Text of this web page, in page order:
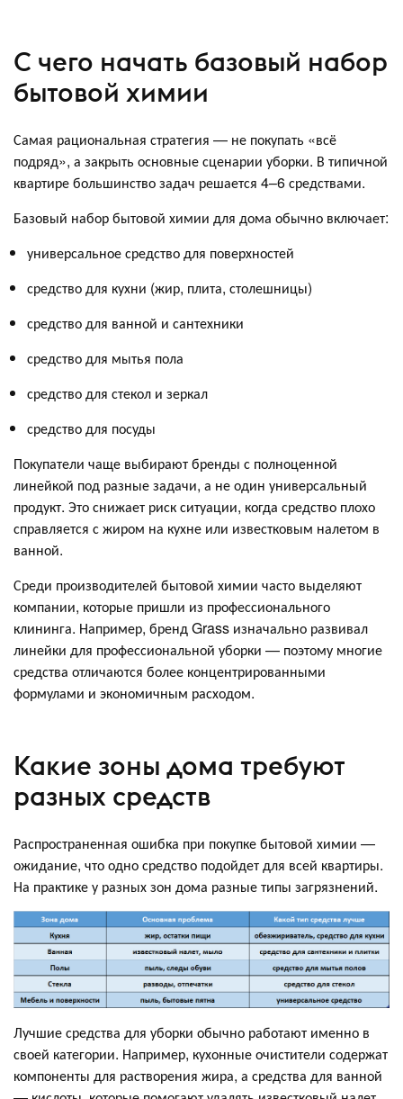
С чего начать базовый набор
бытовой химии
Самая рациональная стратегия — не покупать «всё
подряд», а закрыть основные сценарии уборки. В типичной
квартире большинство задач решается 4–6 средствами.
Базовый набор бытовой химии для дома обычно включает:
универсальное средство для поверхностей
средство для кухни (жир, плита, столешницы)
средство для ванной и сантехники
средство для мытья пола
средство для стекол и зеркал
средство для посуды
Покупатели чаще выбирают бренды с полноценной
линейкой под разные задачи, а не один универсальный
продукт. Это снижает риск ситуации, когда средство плохо
справляется с жиром на кухне или известковым налетом в
ванной.
Среди производителей бытовой химии часто выделяют
компании, которые пришли из профессионального
клининга. Например, бренд Grass изначально развивал
линейки для профессиональной уборки — поэтому многие
средства отличаются более концентрированными
формулами и экономичным расходом.
Какие зоны дома требуют
разных средств
Распространенная ошибка при покупке бытовой химии —
ожидание, что одно средство подойдет для всей квартиры.
На практике у разных зон дома разные типы загрязнений.
Лучшие средства для уборки обычно работают именно в
своей категории. Например, кухонные очистители содержат
компоненты для растворения жира, а средства для ванной